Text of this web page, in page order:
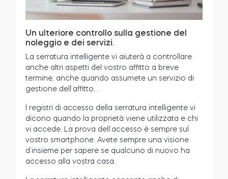
Un ulteriore controllo sulla gestione del
noleggio e dei servizi.
La serratura intelligente vi aiuterà a controllare
anche altri aspetti del vostro affitto a breve
termine, anche quando assumete un servizio di
gestione dell’affitto.
I registri di accesso della serratura intelligente vi
dicono quando la proprietà viene utilizzata e chi
vi accede. La prova dell’accesso è sempre sul
vostro smartphone. Avete sempre una visione
d’insieme per sapere se qualcuno di nuovo ha
accesso alla vostra casa.